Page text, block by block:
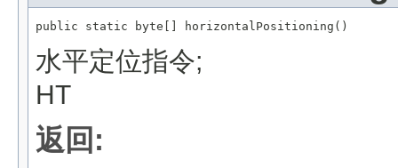
public static byte[] horizontalPositioning()
水平定位指令;
HT
返回: